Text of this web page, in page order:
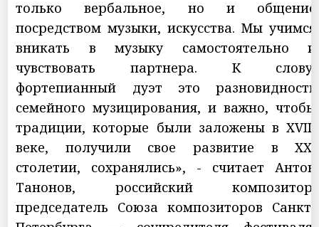
только вербальное, но и общение
посредством музыки, искусства. Мы учимся
вникать в музыку самостоятельно и
чувствовать партнера. К слову,
фортепианный дуэт это разновидность
семейного музицирования, и важно, чтобы
традиции, которые были заложены в XVIII
веке, получили свое развитие в XXI
столетии, сохранялись», - считает Антон
Танонов, российский композитор,
председатель Союза композиторов Санкт-